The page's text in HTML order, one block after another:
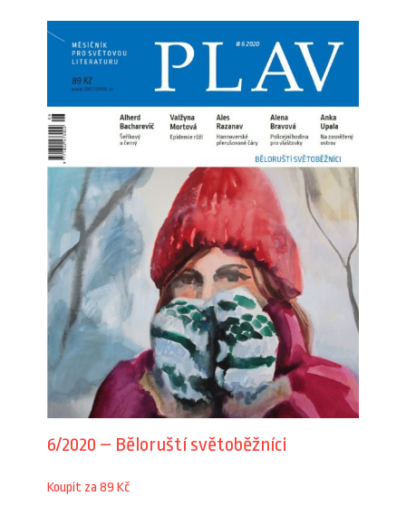
6/2020 – Běloruští světoběžníci
Koupit za 89 Kč